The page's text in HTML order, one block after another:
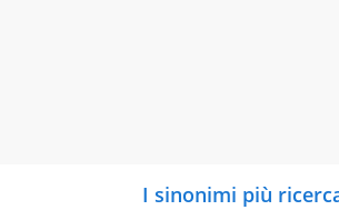
I sinonimi più